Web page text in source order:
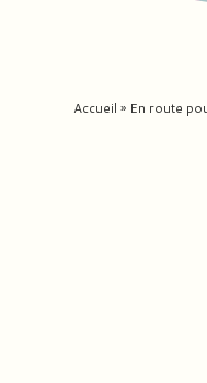
Accueil » En route